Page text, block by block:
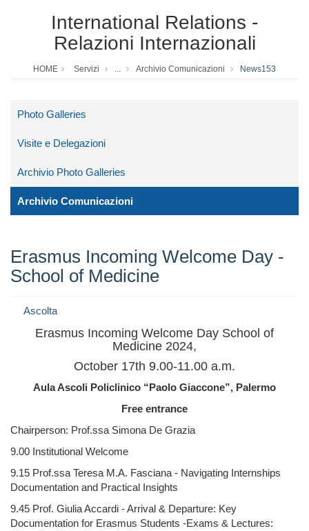
International Relations -
Relazioni Internazionali
HOME Servizi ... Archivio Comunicazioni News153
Photo Galleries
Visite e Delegazioni
Archivio Photo Galleries
Archivio Comunicazioni
Erasmus Incoming Welcome Day -
School of Medicine
Ascolta
Erasmus Incoming Welcome Day School of
Medicine 2024,
October 17th 9.00-11.00 a.m.
Aula Ascoli Policlinico “Paolo Giaccone”, Palermo
Free entrance
Chairperson: Prof.ssa Simona De Grazia
9.00 Institutional Welcome
9.15 Prof.ssa Teresa M.A. Fasciana - Navigating Internships
Documentation and Practical Insights
9.45 Prof. Giulia Accardi - Arrival & Departure: Key
Documentation for Erasmus Students -Exams & Lectures: